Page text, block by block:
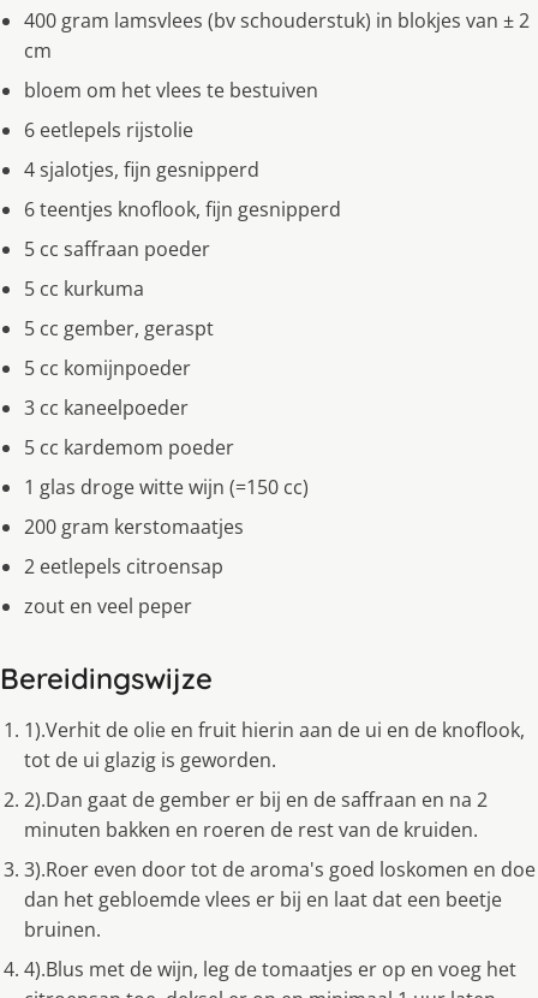
400 gram lamsvlees (bv schouderstuk) in blokjes van ± 2
cm
bloem om het vlees te bestuiven
6 eetlepels rijstolie
4 sjalotjes, fijn gesnipperd
6 teentjes knoflook, fijn gesnipperd
5 cc saffraan poeder
5 cc kurkuma
5 cc gember, geraspt
5 cc komijnpoeder
3 cc kaneelpoeder
5 cc kardemom poeder
1 glas droge witte wijn (=150 cc)
200 gram kerstomaatjes
2 eetlepels citroensap
zout en veel peper
Bereidingswijze
1).Verhit de olie en fruit hierin aan de ui en de knoflook,
tot de ui glazig is geworden.
2).Dan gaat de gember er bij en de saffraan en na 2
minuten bakken en roeren de rest van de kruiden.
3).Roer even door tot de aroma's goed loskomen en doe
dan het gebloemde vlees er bij en laat dat een beetje
bruinen.
4).Blus met de wijn, leg de tomaatjes er op en voeg het